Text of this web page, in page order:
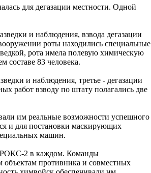
для дегазации местности. Одной
и наблюдения, взвода дегазации
роты находились специальные
рота имела полевую химическую
составе 83 человека.
и наблюдения, третье - дегазации
работ взводу по штату полагались две
им реальные возможности успешного
и для постановки маскирующих
машин.
РОКС-2 в каждом. Команды
объектам противника и совместных